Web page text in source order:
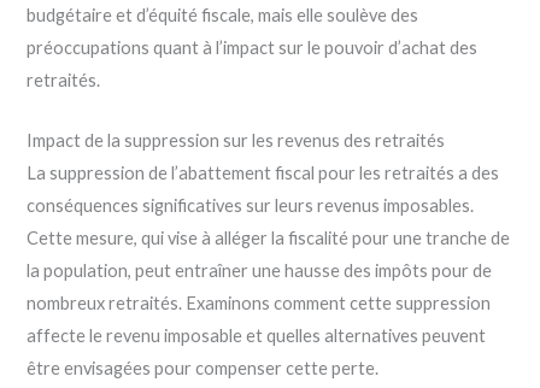
budgétaire et d’équité fiscale, mais elle soulève des
préoccupations quant à l’impact sur le pouvoir d’achat des
retraités.
Impact de la suppression sur les revenus des retraités
La suppression de l’abattement fiscal pour les retraités a des
conséquences significatives sur leurs revenus imposables.
Cette mesure, qui vise à alléger la fiscalité pour une tranche de
la population, peut entraîner une hausse des impôts pour de
nombreux retraités. Examinons comment cette suppression
affecte le revenu imposable et quelles alternatives peuvent
être envisagées pour compenser cette perte.